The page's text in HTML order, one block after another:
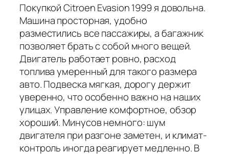
Покупкой Citroen Evasion 1999 я довольна.
Машина просторная, удобно
разместились все пассажиры, а багажник
позволяет брать с собой много вещей.
Двигатель работает ровно, расход
топлива умеренный для такого размера
авто. Подвеска мягкая, дорогу держит
уверенно, что особенно важно на наших
улицах. Управление комфортное, обзор
хороший. Минусов немного: шум
двигателя при разгоне заметен, и климат-
контроль иногда реагирует медленно. В